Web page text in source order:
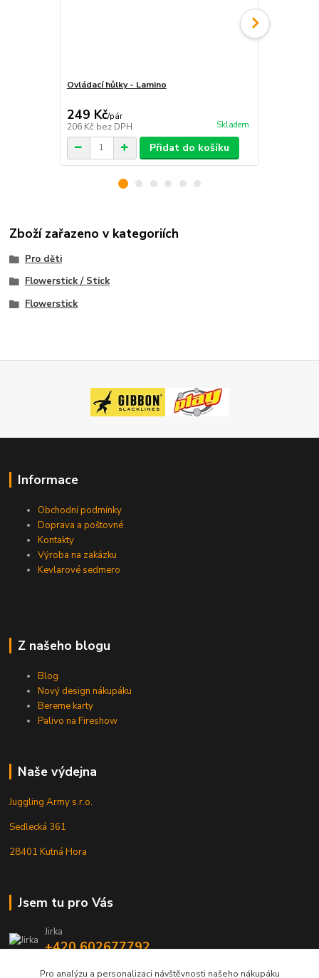
Ovládací hůlky - Lamino
249 Kč/pár
206 Kč bez DPH Skladem
Přidat do košíku
Zboží zařazeno v kategoriích
Pro děti
Flowerstick / Stick
Flowerstick
Informace
Obchodní podmínky
Doprava a poštovné
Kontakty
Výroba na zakázku
Kevlarové sedmero
Z našeho blogu
Blog
Nový design nákupáku
Bereme karty
Palivo na Fireshow
Naše výdejna
Juggling Army s.r.o.
Sedlecká 361
28401 Kutná Hora
Jsem tu pro Vás
Jirka
+420 602677792
Pro analýzu a personalizaci návštěvnosti našeho nákupáku